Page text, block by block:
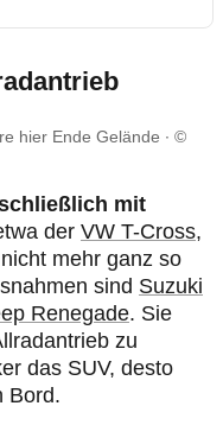
hier Ende Gelände
©
mit
der VW T-Cross,
mehr ganz so
sind Suzuki
Renegade. Sie
zu
das SUV, desto
Bord.